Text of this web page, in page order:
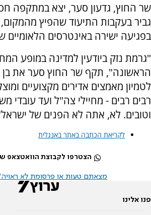
שר החוץ, גדעון סער, יצא במתקפה
גביר בעקבות התיעוד שהפיץ
בפגיעה ישירה באינטרסים הלאומיים
"גרמת נזק ביודעין למדינה במופע
הראשונה", תקף שר החוץ סער את בן
לטמיון מאמצים אדירים מקצועיים
רבים רבים - מחיילי צה"ל ועד עובדי
וטובים. לא, אתה לא הפנים של
לקריאת הכתבה באתר באנגלית
הצטרפו לקבוצת הוואטצאפ של
מצאתם טעות או פרסומת לא ראויה?
פנו אלינו